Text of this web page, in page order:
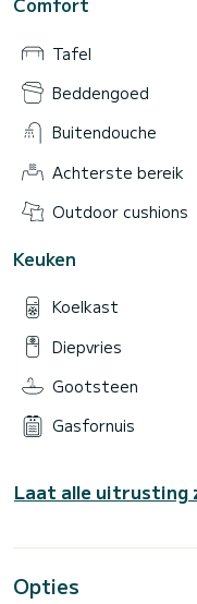
Tafel
Beddengoed
Buitendouche
Achterste bereik
Outdoor cushions
Keuken
Koelkast
Diepvries
Gootsteen
Gasfornuis
Laat alle uitrusting
Opties